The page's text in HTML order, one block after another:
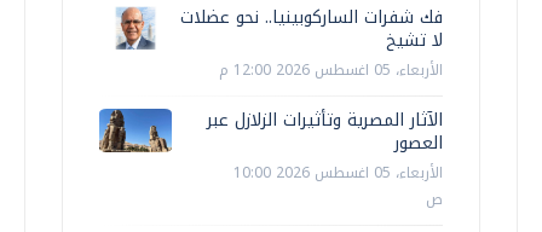
فك شفرات الساركوبينيا.. نحو عضلات
لا تشيخ
الأربعاء، 05 اغسطس 2026 12:00 م
الآثار المصرية وتأثيرات الزلازل عبر
العصور
الأربعاء، 05 اغسطس 2026 10:00
ص